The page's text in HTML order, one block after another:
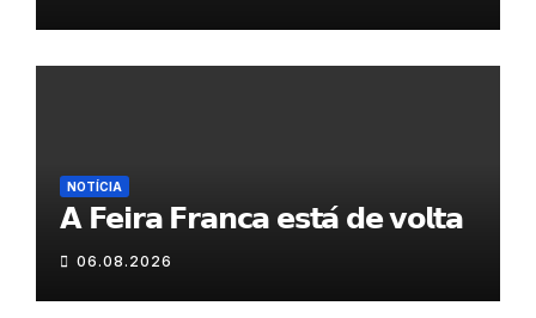
NOTÍCIA
𝗔 𝗙𝗲𝗶𝗿𝗮 𝗙𝗿𝗮𝗻𝗰𝗮 𝗲𝘀𝘁𝗮́ 𝗱𝗲 𝘃𝗼𝗹𝘁𝗮
06.08.2026